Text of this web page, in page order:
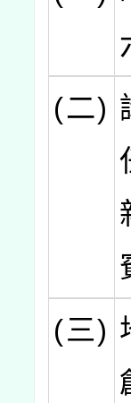
(二)
(三)